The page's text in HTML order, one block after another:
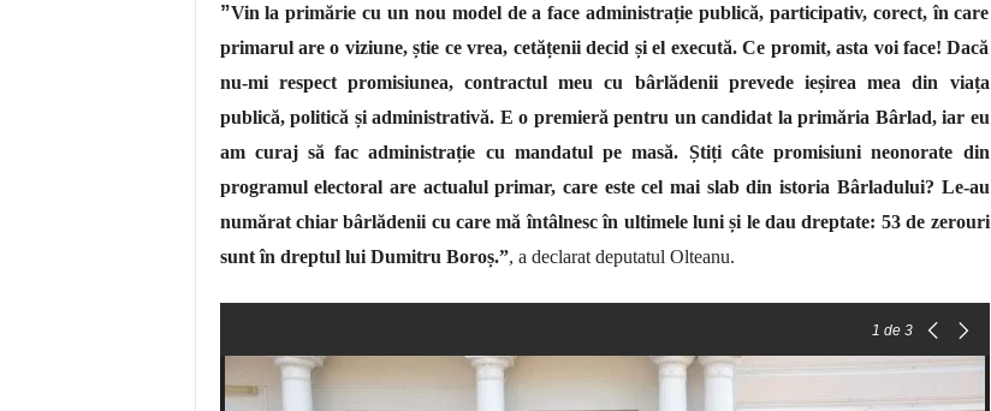
”Vin la primărie cu un nou model de a face administrație publică, participativ, corect, în care
primarul are o viziune, știe ce vrea, cetățenii decid și el execută. Ce promit, asta voi face! Dacă
nu-mi respect promisiunea, contractul meu cu bârlădenii prevede ieșirea mea din viața
publică, politică și administrativă. E o premieră pentru un candidat la primăria Bârlad, iar eu
am curaj să fac administrație cu mandatul pe masă. Știți câte promisiuni neonorate din
programul electoral are actualul primar, care este cel mai slab din istoria Bârladului? Le-au
numărat chiar bârlădenii cu care mă întâlnesc în ultimele luni și le dau dreptate: 53 de zerouri
sunt în dreptul lui Dumitru Boroș.”, a declarat deputatul Olteanu.
1 de 3